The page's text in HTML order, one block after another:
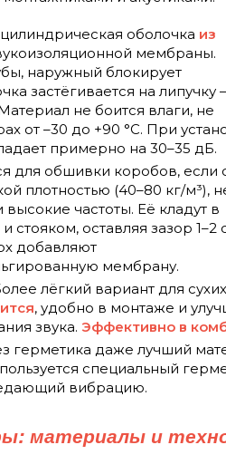
оболочка из
мембраны.
наружный блокирует
застёгивается на липучку
не боится влаги, не
от –30 до +90 °C. При
примерно на 30–35 дБ.
для обшивки коробов, если
плотностью (40–80 кг/м³),
частоты. Её кладут в
оставляя зазор 1–2
добавляют
мембрану.
лёгкий вариант для сухих
, удобно в монтаже и
звука. Эффективно в
герметика даже лучший
специальный
вибрацию.
материалы и